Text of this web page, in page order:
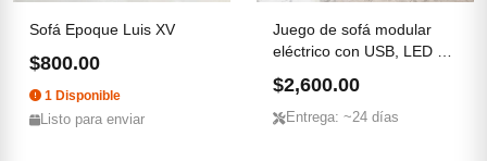
Sofá Epoque Luis XV
$800.00
1 Disponible
Listo para enviar
Juego de sofá modular
eléctrico con USB, LED y
$2,600.00
Entrega: ~24 días